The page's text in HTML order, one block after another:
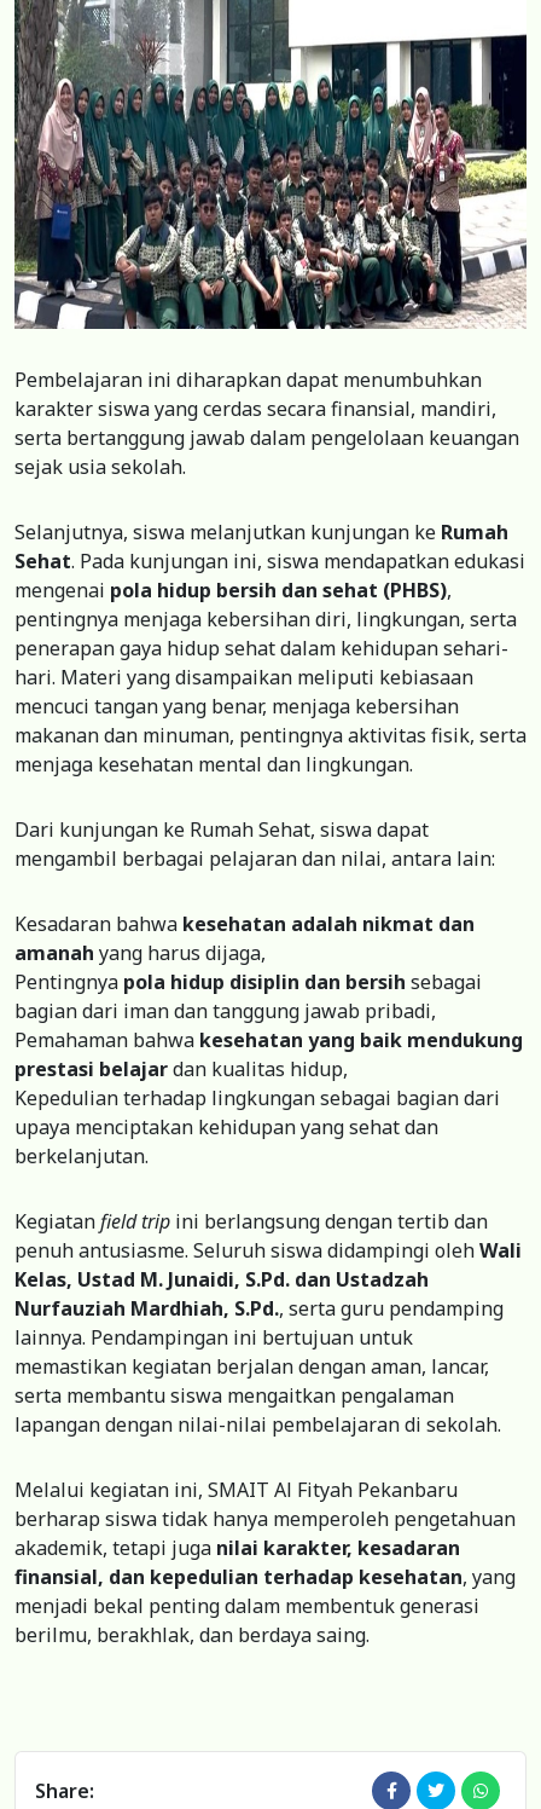
Pembelajaran ini diharapkan dapat menumbuhkan
karakter siswa yang cerdas secara finansial, mandiri,
serta bertanggung jawab dalam pengelolaan keuangan
sejak usia sekolah.
Selanjutnya, siswa melanjutkan kunjungan ke Rumah
Sehat. Pada kunjungan ini, siswa mendapatkan edukasi
mengenai pola hidup bersih dan sehat (PHBS),
pentingnya menjaga kebersihan diri, lingkungan, serta
penerapan gaya hidup sehat dalam kehidupan sehari-
hari. Materi yang disampaikan meliputi kebiasaan
mencuci tangan yang benar, menjaga kebersihan
makanan dan minuman, pentingnya aktivitas fisik, serta
menjaga kesehatan mental dan lingkungan.
Dari kunjungan ke Rumah Sehat, siswa dapat
mengambil berbagai pelajaran dan nilai, antara lain:
Kesadaran bahwa kesehatan adalah nikmat dan
amanah yang harus dijaga,
Pentingnya pola hidup disiplin dan bersih sebagai
bagian dari iman dan tanggung jawab pribadi,
Pemahaman bahwa kesehatan yang baik mendukung
prestasi belajardan kualitas hidup,
Kepedulian terhadap lingkungan sebagai bagian dari
upaya menciptakan kehidupan yang sehat dan
berkelanjutan.
Kegiatanfield trip ini berlangsung dengan tertib dan
penuh antusiasme. Seluruh siswa didampingi olehWali
Kelas, Ustad M. Junaidi, S.Pd. dan Ustadzah
Nurfauziah Mardhiah, S.Pd., serta guru pendamping
lainnya. Pendampingan ini bertujuan untuk
memastikan kegiatan berjalan dengan aman, lancar,
serta membantu siswa mengaitkan pengalaman
lapangan dengan nilai-nilai pembelajaran di sekolah.
Melalui kegiatan ini, SMAIT Al Fityah Pekanbaru
berharap siswa tidak hanya memperoleh pengetahuan
akademik, tetapi juga nilai karakter, kesadaran
finansial, dan kepedulian terhadap kesehatan, yang
menjadi bekal penting dalam membentuk generasi
berilmu, berakhlak, dan berdaya saing.
Share: